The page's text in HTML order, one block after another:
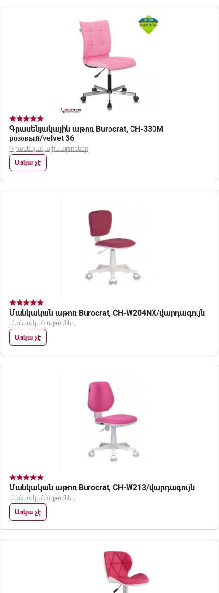
Գրասենյակային աթոռ Burocrat, CH-330M
розовый/velvet 36
Գրասենյակային աթոռներ
Առկա չէ
Մանկական աթոռ Burocrat, CH-W204NX/վարդագույն
Մանկական աթոռներ
Առկա չէ
Մանկական աթոռ Burocrat, CH-W213/վարդագույն
Մանկական աթոռներ
Առկա չէ